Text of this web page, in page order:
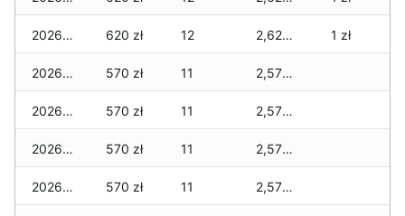
2026-05-27 620 zł 12 2,620 zł 1 zł
2026-05-26 570 zł 11 2,570 zł
2026-05-25 570 zł 11 2,570 zł
2026-05-24 570 zł 11 2,570 zł
2026-05-23 570 zł 11 2,570 zł